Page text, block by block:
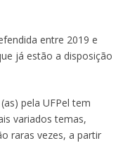
entre 2019 e
já estão a disposição
pela UFPel tem
variados temas,
raras vezes, a partir